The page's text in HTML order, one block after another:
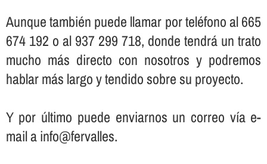
Aunque también puede llamar por teléfono al 665
674 192 o al 937 299 718, donde tendrá un trato
mucho más directo con nosotros y podremos
hablar más largo y tendido sobre su proyecto.
Y por último puede enviarnos un correo ví­a e-
mail a info@fervalles.